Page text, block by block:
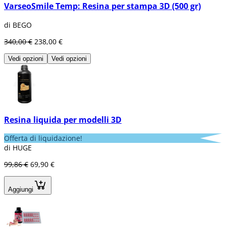
VarseoSmile Temp: Resina per stampa 3D (500 gr)
di BEGO
340,00 € 238,00 €
Vedi opzioni Vedi opzioni
Resina liquida per modelli 3D
Offerta di liquidazione!
di HUGE
99,86 € 69,90 €
Aggiungi